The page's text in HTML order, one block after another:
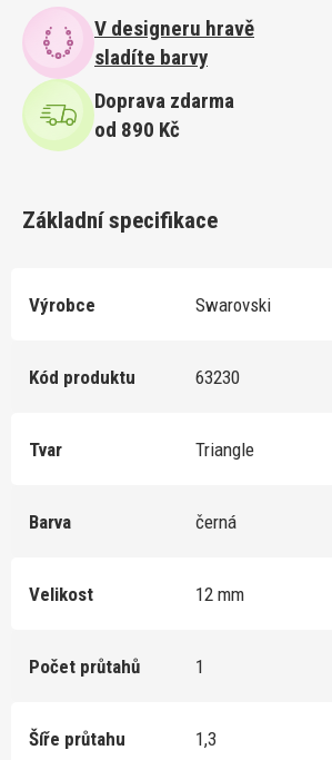
V designeru hravě
sladíte barvy
Doprava zdarma
od 890 Kč
Základní specifikace
Výrobce Swarovski
Kód produktu 63230
Tvar Triangle
Barva černá
Velikost 12 mm
Počet průtahů 1
Šíře průtahu 1,3